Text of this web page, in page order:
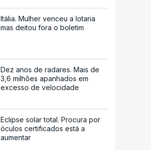
Itália. Mulher venceu a lotaria
mas deitou fora o boletim
Dez anos de radares. Mais de
3,6 milhões apanhados em
excesso de velocidade
Eclipse solar total. Procura por
óculos certificados está a
aumentar